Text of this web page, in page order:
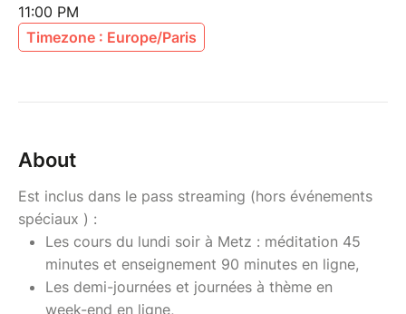
11:00 PM
Timezone : Europe/Paris
About
Est inclus dans le pass streaming (hors événements
spéciaux ) :
Les cours du lundi soir à Metz : méditation 45
minutes et enseignement 90 minutes en ligne,
Les demi-journées et journées à thème en
week-end en ligne,